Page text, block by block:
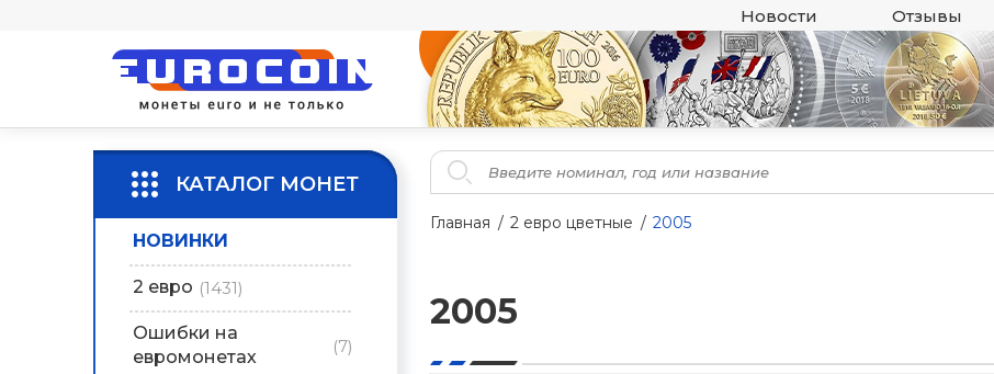
Новости Отзывы
КАТАЛОГ МОНЕТ
НОВИНКИ
2 евро (1431)
Ошибки на
евромонетах
(7)
Главная 2 евро цветные 2005
2005